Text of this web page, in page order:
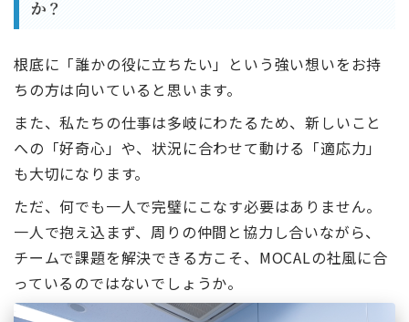
か？
根底に「誰かの役に立ちたい」という強い想いをお持
ちの方は向いていると思います。
また、私たちの仕事は多岐にわたるため、新しいこと
への「好奇心」や、状況に合わせて動ける「適応力」
も大切になります。
ただ、何でも一人で完璧にこなす必要はありません。
一人で抱え込まず、周りの仲間と協力し合いながら、
チームで課題を解決できる方こそ、MOCALの社風に合
っているのではないでしょうか。